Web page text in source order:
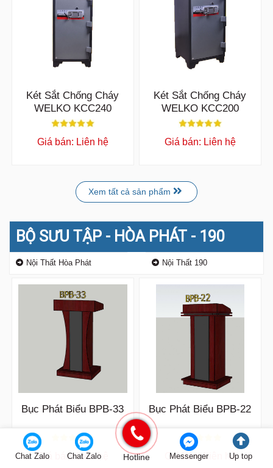
Két Sắt Chống Cháy
WELKO KCC240
Giá bán: Liên hệ
Két Sắt Chống Cháy
WELKO KCC200
Giá bán: Liên hệ
Xem tất cả sản phẩm
BỘ SƯU TẬP - HÒA PHÁT - 190
Nội Thất Hòa Phát Nội Thất 190
Bục Phát Biểu BPB-33
Giá bán: Liên hệ
Bục Phát Biểu BPB-22
Giá bán: Liên hệ
Chat Zalo Chat Zalo Hotline Messenger Up top